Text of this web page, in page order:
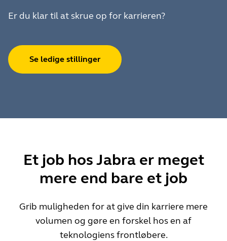
Er du klar til at skrue op for karrieren?
Se ledige stillinger
Et job hos Jabra er meget
mere end bare et job
Grib muligheden for at give din karriere mere
volumen og gøre en forskel hos en af
teknologiens frontløbere.